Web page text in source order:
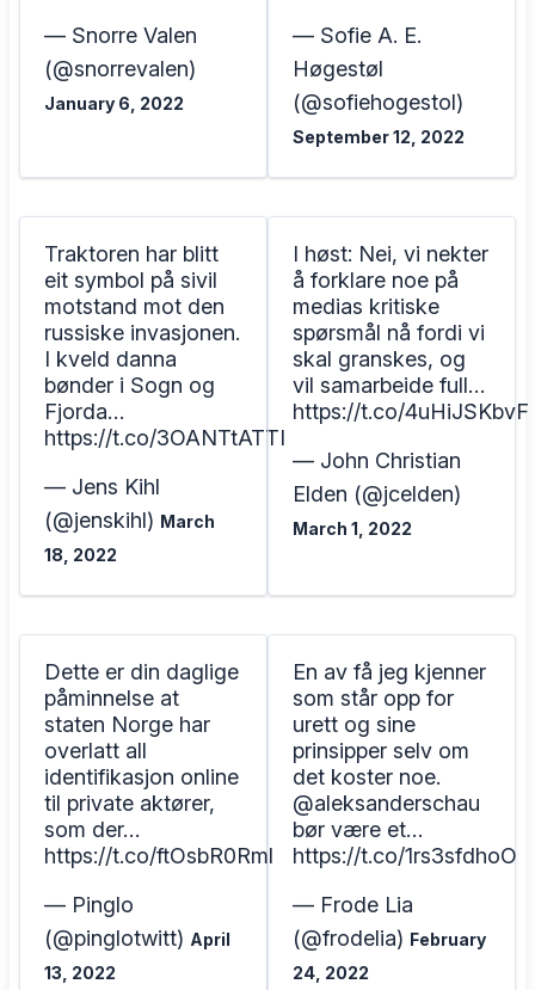
— Snorre Valen
(@snorrevalen)
January 6, 2022
— Sofie A. E.
Høgestøl
(@sofiehogestol)
September 12, 2022
Traktoren har blitt
eit symbol på sivil
motstand mot den
russiske invasjonen.
I kveld danna
bønder i Sogn og
Fjorda…
https://t.co/3OANTtATTI
— Jens Kihl
(@jenskihl) March
18, 2022
I høst: Nei, vi nekter
å forklare noe på
medias kritiske
spørsmål nå fordi vi
skal granskes, og
vil samarbeide full…
https://t.co/4uHiJSKbvF
— John Christian
Elden (@jcelden)
March 1, 2022
Dette er din daglige
påminnelse at
staten Norge har
overlatt all
identifikasjon online
til private aktører,
som der…
https://t.co/ftOsbR0Rml
— Pinglo
(@pinglotwitt) April
13, 2022
En av få jeg kjenner
som står opp for
urett og sine
prinsipper selv om
det koster noe.
@aleksanderschau
bør være et…
https://t.co/1rs3sfdhoO
— Frode Lia
(@frodelia) February
24, 2022